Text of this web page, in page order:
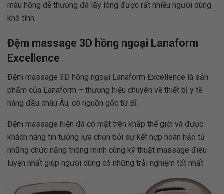
màu hồng dễ thương đã lấy lòng được rất nhiều người dùng
khó tính.
Đệm massage 3D hồng ngoại Lanaform
Excellence
Đệm massage 3D hồng ngoại Lanaform Excellence là sản
phẩm của Lanaform – thương hiệu chuyên về thiết bị y tế
hàng đầu châu Âu, có nguồn gốc từ Bỉ.
Đệm massage hiện đã có mặt trên khắp thế giới và được
khách hàng tin tưởng lựa chọn bởi sự kết hợp hoàn hảo từ
những chức năng thông minh cùng kỹ thuật massage điêu
luyện nhất giúp người dùng có những trải nghiệm tốt nhất.